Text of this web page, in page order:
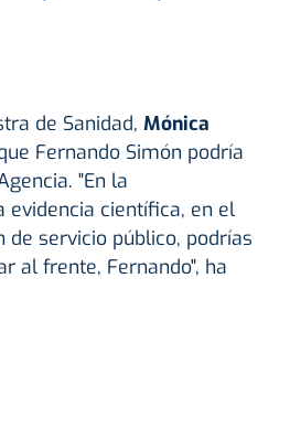
de Sanidad, Mónica
Fernando Simón podría
"En la
evidencia científica, en el
de servicio público, podrías
al frente, Fernando", ha